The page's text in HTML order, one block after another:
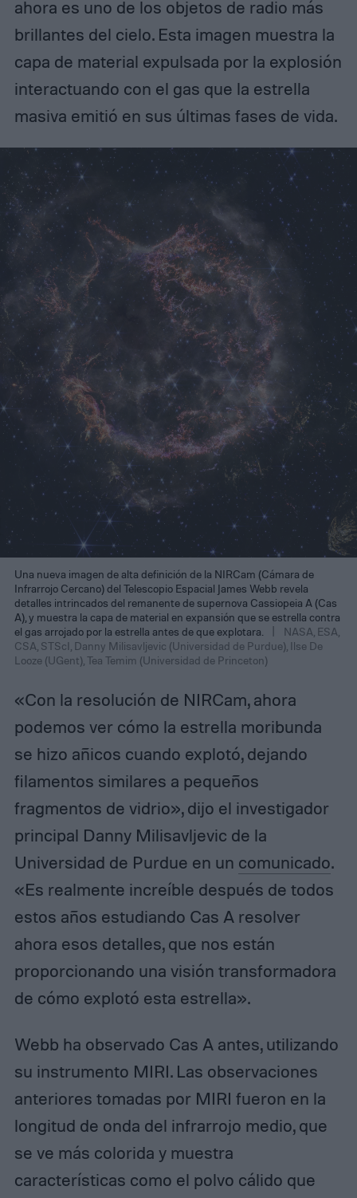
ahora es uno de los objetos de radio más
brillantes del cielo. Esta imagen muestra la
capa de material expulsada por la explosión
interactuando con el gas que la estrella
masiva emitió en sus últimas fases de vida.
Una nueva imagen de alta definición de la NIRCam (Cámara de
Infrarrojo Cercano) del Telescopio Espacial James Webb revela
detalles intrincados del remanente de supernova Cassiopeia A (Cas
A), y muestra la capa de material en expansión que se estrella contra
el gas arrojado por la estrella antes de que explotara.
NASA, ESA,
CSA, STScI, Danny Milisavljevic (Universidad de Purdue), Ilse De
Looze (UGent), Tea Temim (Universidad de Princeton)
«Con la resolución de NIRCam, ahora
podemos ver cómo la estrella moribunda
se hizo añicos cuando explotó, dejando
filamentos similares a pequeños
fragmentos de vidrio», dijo el investigador
principal Danny Milisavljevic de la
Universidad de Purdue en un comunicado.
«Es realmente increíble después de todos
estos años estudiando Cas A resolver
ahora esos detalles, que nos están
proporcionando una visión transformadora
de cómo explotó esta estrella».
Webb ha observado Cas A antes, utilizando
su instrumento MIRI. Las observaciones
anteriores tomadas por MIRI fueron en la
longitud de onda del infrarrojo medio, que
se ve más colorida y muestra
características como el polvo cálido que